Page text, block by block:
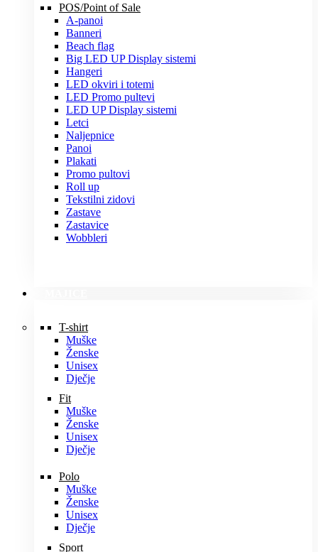
POS/Point of Sale
A-panoi
Banneri
Beach flag
Big LED UP Display sistemi
Hangeri
LED okviri i totemi
LED Promo pultevi
LED UP Display sistemi
Letci
Naljepnice
Panoi
Plakati
Promo pultovi
Roll up
Tekstilni zidovi
Zastave
Zastavice
Wobbleri
T-shirt
Muške
Ženske
Unisex
Dječje
Fit
Muške
Ženske
Unisex
Dječje
Polo
Muške
Ženske
Unisex
Dječje
Sport